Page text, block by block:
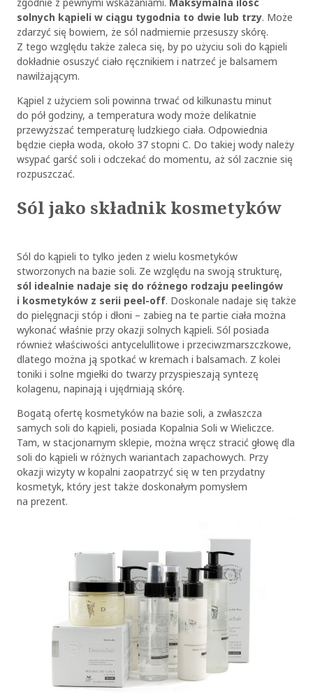
solnych kąpieli w ciągu tygodnia to dwie lub trzy. Może
zdarzyć się bowiem, że sól nadmiernie przesuszy skórę.
Z tego względu także zaleca się, by po użyciu soli do kąpieli
dokładnie osuszyć ciało ręcznikiem i natrzeć je balsamem
nawilżającym.
Kąpiel z użyciem soli powinna trwać od kilkunastu minut
do pół godziny, a temperatura wody może delikatnie
przewyższać temperaturę ludzkiego ciała. Odpowiednia
będzie ciepła woda, około 37 stopni C. Do takiej wody należy
wsypać garść soli i odczekać do momentu, aż sól zacznie się
rozpuszczać.
Sól jako składnik kosmetyków
Sól do kąpieli to tylko jeden z wielu kosmetyków
stworzonych na bazie soli. Ze względu na swoją strukturę,
sól idealnie nadaje się do różnego rodzaju peelingów
i kosmetyków z serii peel-off. Doskonale nadaje się także
do pielęgnacji stóp i dłoni – zabieg na te partie ciała można
wykonać właśnie przy okazji solnych kąpieli. Sól posiada
również właściwości antycelullitowe i przeciwzmarszczkowe,
dlatego można ją spotkać w kremach i balsamach. Z kolei
toniki i solne mgiełki do twarzy przyspieszają syntezę
kolagenu, napinają i ujędrniają skórę.
Bogatą ofertę kosmetyków na bazie soli, a zwłaszcza
samych soli do kąpieli, posiada Kopalnia Soli w Wieliczce.
Tam, w stacjonarnym sklepie, można wręcz stracić głowę dla
soli do kąpieli w różnych wariantach zapachowych. Przy
okazji wizyty w kopalni zaopatrzyć się w ten przydatny
kosmetyk, który jest także doskonałym pomysłem
na prezent.